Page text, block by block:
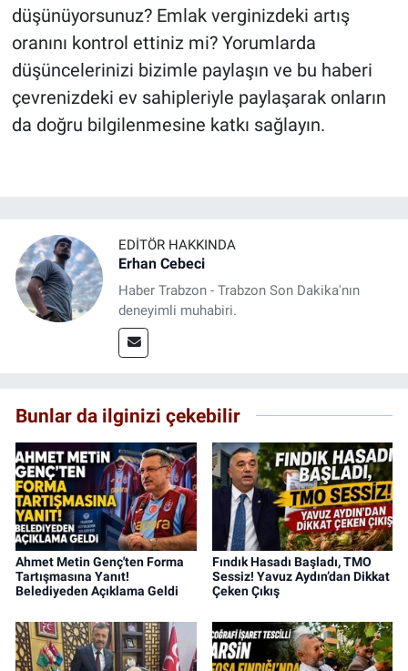
düşünüyorsunuz? Emlak verginizdeki artış
oranını kontrol ettiniz mi? Yorumlarda
düşüncelerinizi bizimle paylaşın ve bu haberi
çevrenizdeki ev sahipleriyle paylaşarak onların
da doğru bilgilenmesine katkı sağlayın.
EDITÖR HAKKINDA
Erhan Cebeci
Haber Trabzon - Trabzon Son Dakika'nın
deneyimli muhabiri.
Bunlar da ilginizi çekebilir
Ahmet Metin Genç'ten Forma
Tartışmasına Yanıt!
Belediyeden Açıklama Geldi
Fındık Hasadı Başladı, TMO
Sessiz! Yavuz Aydın’dan Dikkat
Çeken Çıkış